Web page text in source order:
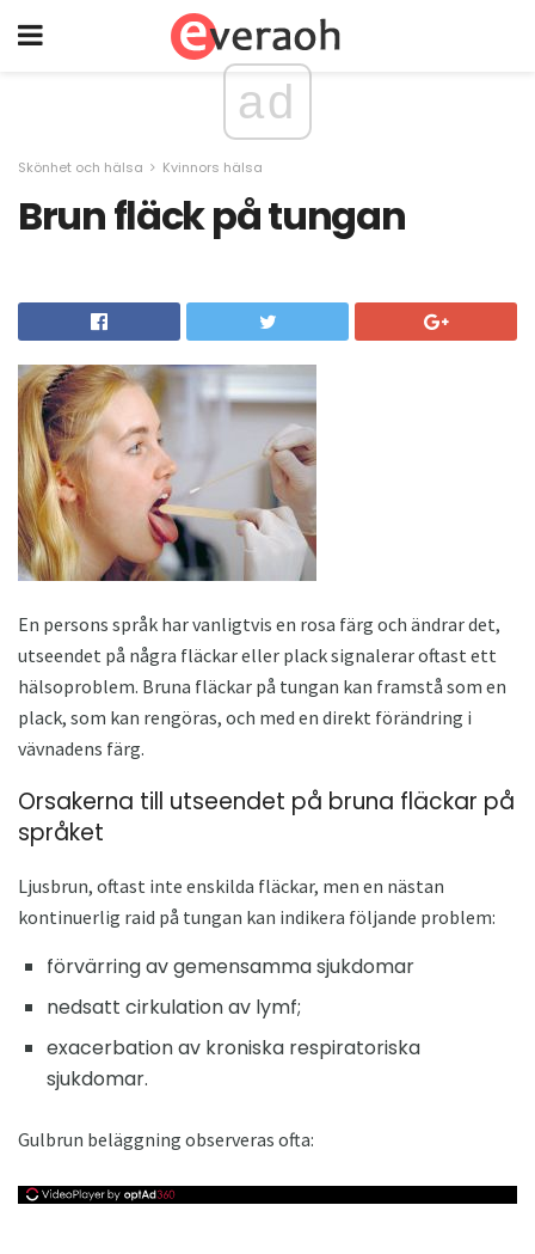
ad
Skönhet och hälsa Kvinnors hälsa
Brun fläck på tungan
En persons språk har vanligtvis en rosa färg och ändrar det,
utseendet på några fläckar eller plack signalerar oftast ett
hälsoproblem. Bruna fläckar på tungan kan framstå som en
plack, som kan rengöras, och med en direkt förändring i
vävnadens färg.
Orsakerna till utseendet på bruna fläckar på
språket
Ljusbrun, oftast inte enskilda fläckar, men en nästan
kontinuerlig raid på tungan kan indikera följande problem:
förvärring av gemensamma sjukdomar
nedsatt cirkulation av lymf;
exacerbation av kroniska respiratoriska
sjukdomar.
Gulbrun beläggning observeras ofta: